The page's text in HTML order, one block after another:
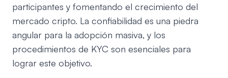
participantes y fomentando el crecimiento del
mercado cripto. La confiabilidad es una piedra
angular para la adopción masiva, y los
procedimientos de KYC son esenciales para
lograr este objetivo.